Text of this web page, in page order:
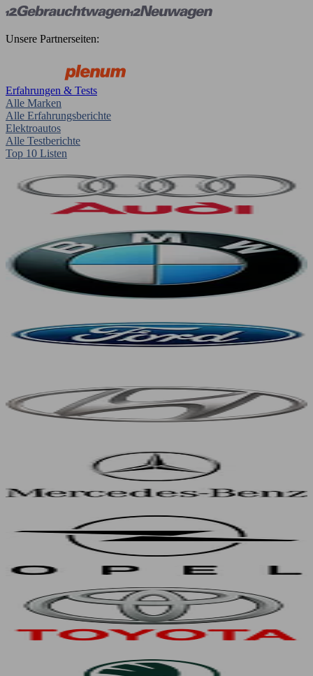
Unsere Partnerseiten:
Erfahrungen & Tests
Alle Marken
Alle Erfahrungsberichte
Elektroautos
Alle Testberichte
Top 10 Listen